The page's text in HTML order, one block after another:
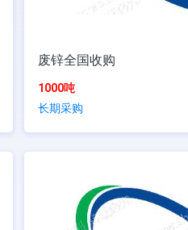
废锌全国收购
1000吨
长期采购